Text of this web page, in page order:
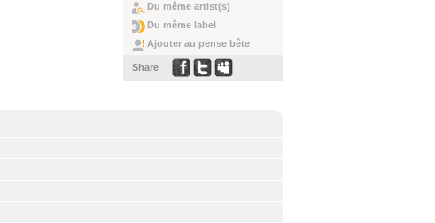
Du même artist(s)
Du même label
Ajouter au pense bête
Share